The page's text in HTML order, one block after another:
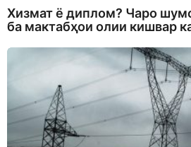
Хизмат ё диплом? Чаро
ба мактабҳои олии кишвар